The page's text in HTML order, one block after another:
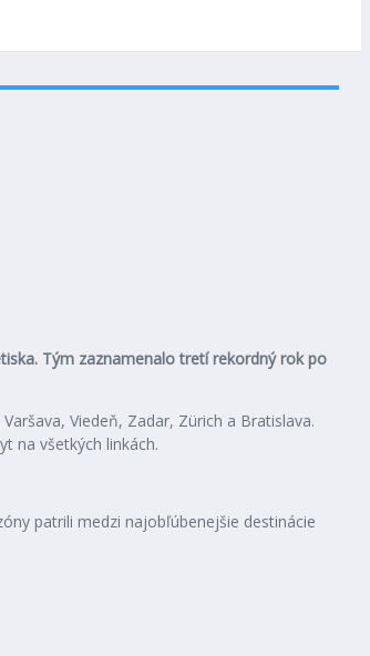
Tým zaznamenalo tretí rekordný rok po
Viedeň, Zadar, Zürich a Bratislava.
na všetkých linkách.
patrili medzi najobľúbenejšie destinácie